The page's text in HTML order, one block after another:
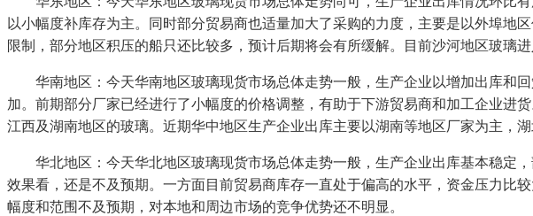
以小幅度补库存为主。同时部分贸易商也适量加大了采购的力度，主要是以外埠
限制，部分地区积压的船只还比较多，预计后期将会有所缓解。目前沙河地区玻璃
华南地区：今天华南地区玻璃现货市场总体走势一般，生产企业以增加出库和
加。前期部分厂家已经进行了小幅度的价格调整，有助于下游贸易商和加工企业进
江西及湖南地区的玻璃。近期华中地区生产企业出库主要以湖南等地区厂家为主，湖
华北地区：今天华北地区玻璃现货市场总体走势一般，生产企业出库基本稳定
效果看，还是不及预期。一方面目前贸易商库存一直处于偏高的水平，资金压力比
幅度和范围不及预期，对本地和周边市场的竞争优势还不明显。